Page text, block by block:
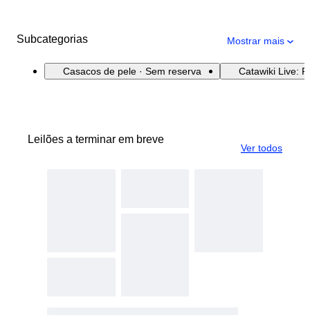
Subcategorias Mostrar mais
Casacos de pele · Sem reserva Catawiki Live:
Leilões a terminar em breve
Ver todos